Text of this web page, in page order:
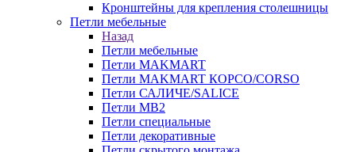
Кронштейны для крепления столешницы
Петли мебельные
Назад
Петли мебельные
Петли MAKMART
Петли MAKMART КОРСО/CORSO
Петли САЛИЧЕ/SALICE
Петли MB2
Петли специальные
Петли декоративные